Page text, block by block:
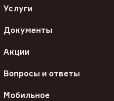
Услуги
Документы
Акции
Вопросы и ответы
Мобильное